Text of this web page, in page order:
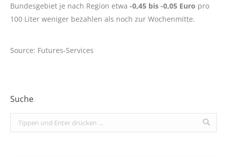
Bundesgebiet je nach Region etwa -0,45 bis -0,05 Euro pro
100 Liter weniger bezahlen als noch zur Wochenmitte.
Source: Futures-Services
Suche
Search: